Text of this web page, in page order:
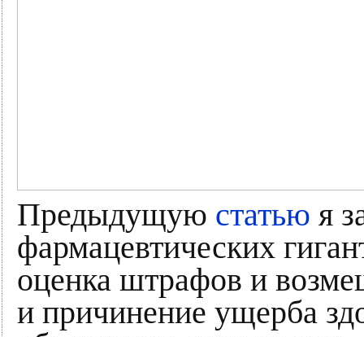
Предыдущую статью я
фармацевтических
оценка штрафов и
и причинение ущерба